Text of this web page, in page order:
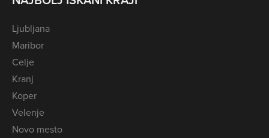
Ljubljana
Maribor
Celje
Kranj
Koper
Velenje
Novo mesto